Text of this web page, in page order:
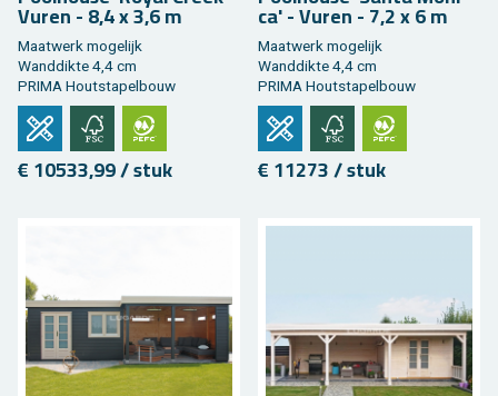
Vuren - 8,4 x 3,6 m
Maat­werk mo­ge­lijk
Wand­dik­te 4,4 cm
PRIMA Hout­sta­pel­bouw
€ 10533,99 / stuk
ca' - Vuren - 7,2 x 6 m
Maat­werk mo­ge­lijk
Wand­dik­te 4,4 cm
PRIMA Hout­sta­pel­bouw
€ 11273 / stuk